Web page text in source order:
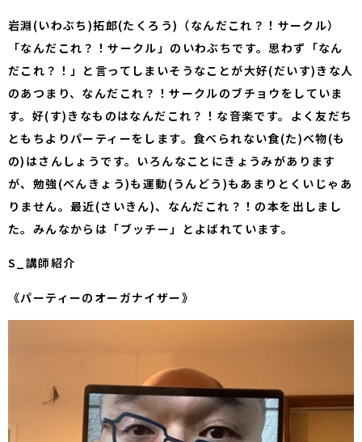
岩淵(いわぶち)拓郎(たくろう)（なんだこれ？！サークル）
「なんだこれ？！サークル」のいわぶちです。思わず「なん
だこれ？！」と言ってしまいそうなことが大好(だいす)きな人
のあつまり、なんだこれ？！サークルのブチョウをしていま
す。好(す)きなものはなんだこれ？！な音楽です。よく友だち
ともちよりパーティーをします。食べられない食(た)べ物(も
の)はさんしょうです。いろんなことにきょうみがあります
が、勉強(べんきょう)も運動(うんどう)もあまりとくいじゃあ
りません。最近(さいきん)、なんだこれ？！の本を出しまし
た。みんなからは「ブッチー」とよばれています。
S_講師紹介
《パーティーのオーガナイザー》